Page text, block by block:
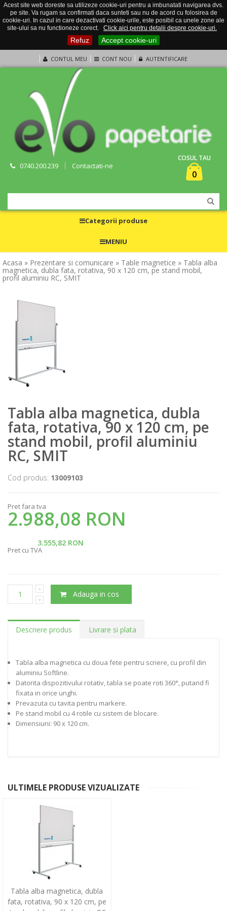
Acest site web doreste sa utilizeze cookie-uri pentru a imbunatati navigarea dvs.
pe site. Va rugam sa confirmati daca sunteti sau nu de acord cu folosirea de
cookie-uri. In cazul in care dezactivati cookie-urile, este posibil ca unele zone ale
site-ului sa nu functioneze corect.
Click aici pentru detalii despre cookie-uri.
Refuz Accept cookie-uri
CONTUL MEU CONT NOU AUTENTIFICARE
0740.200.239 Contactati-ne
COSUL TAU
0
Categorii produse
MENIU
Acasa » Prezentare si comunicare » Table magnetice » Tabla alba
magnetica, dubla fata, rotativa, 90 x 120 cm, pe stand mobil,
profil aluminiu RC, SMIT
Tabla alba magnetica, dubla
fata, rotativa, 90 x 120 cm, pe
stand mobil, profil aluminiu
RC, SMIT
Cod produs: 13009103
Pret fara tva
2.988,08 RON
3.555,82 RON
Pret cu TVA
Adauga in cos
Descriere produs Livrare si plata
Tabla alba magnetica cu doua fete pentru scriere, cu profil din
aluminiu Softline.
Datorita dispozitivului rotativ, tabla se poate roti 360°, putand fi
fixata in orice unghi.
Prevazuta cu tavita pentru markere.
Pe stand mobil cu 4 rotile cu sistem de blocare.
Dimensiuni: 90 x 120 cm.
ULTIMELE PRODUSE VIZUALIZATE
Tabla alba magnetica, dubla
fata, rotativa, 90 x 120 cm, pe